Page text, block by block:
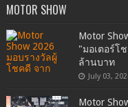
MOTOR SHOW
Motor
"มอเตอร์โ
ล้านบาท
July 03,
Motor